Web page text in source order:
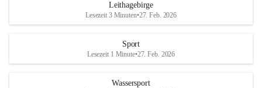
Maßnahmen zur Bekämpfung
Rebe und der Amerikanischen
Anhang VBl. EU Nr. 18
Leithagebirge
Lesezeit 3 Minuten•27. Feb. 2026
Sport
Lesezeit 1 Minute•27. Feb. 2026
Wassersport